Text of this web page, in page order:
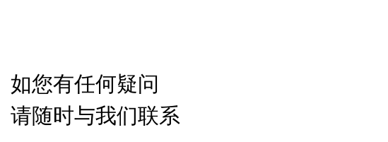
如您有任何疑问
请随时与我们联系